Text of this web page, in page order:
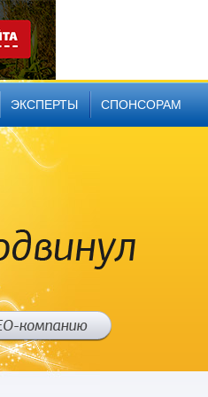
ЭКСПЕРТЫ СПОНСОРАМ